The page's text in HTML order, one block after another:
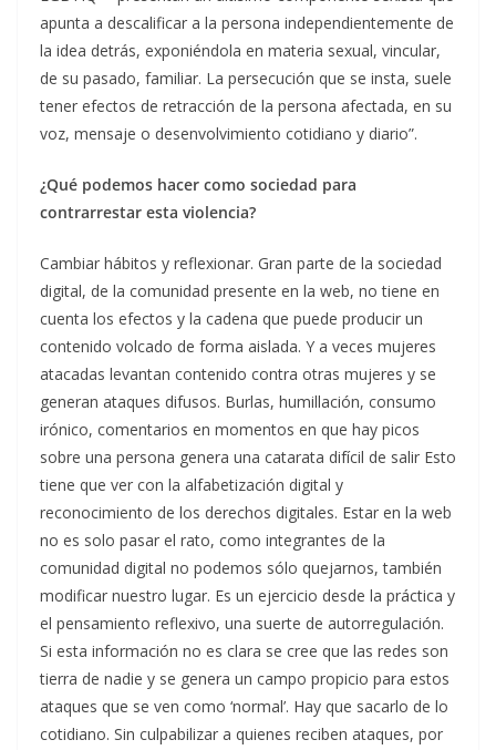
apunta a descalificar a la persona independientemente de
la idea detrás, exponiéndola en materia sexual, vincular,
de su pasado, familiar. La persecución que se insta, suele
tener efectos de retracción de la persona afectada, en su
voz, mensaje o desenvolvimiento cotidiano y diario”.
¿Qué podemos hacer como sociedad para
contrarrestar esta violencia?
Cambiar hábitos y reflexionar. Gran parte de la sociedad
digital, de la comunidad presente en la web, no tiene en
cuenta los efectos y la cadena que puede producir un
contenido volcado de forma aislada. Y a veces mujeres
atacadas levantan contenido contra otras mujeres y se
generan ataques difusos. Burlas, humillación, consumo
irónico, comentarios en momentos en que hay picos
sobre una persona genera una catarata difícil de salir Esto
tiene que ver con la alfabetización digital y
reconocimiento de los derechos digitales. Estar en la web
no es solo pasar el rato, como integrantes de la
comunidad digital no podemos sólo quejarnos, también
modificar nuestro lugar. Es un ejercicio desde la práctica y
el pensamiento reflexivo, una suerte de autorregulación.
Si esta información no es clara se cree que las redes son
tierra de nadie y se genera un campo propicio para estos
ataques que se ven como ‘normal’. Hay que sacarlo de lo
cotidiano. Sin culpabilizar a quienes reciben ataques, por